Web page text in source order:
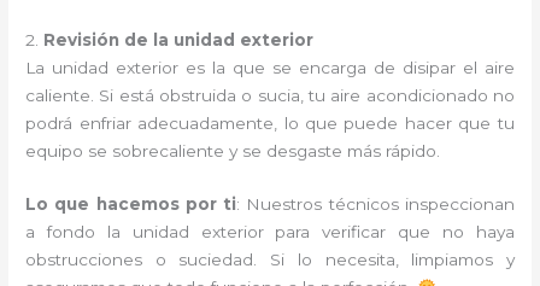
2. Revisión de la unidad exterior
La unidad exterior es la que se encarga de disipar el aire
caliente. Si está obstruida o sucia, tu aire acondicionado no
podrá enfriar adecuadamente, lo que puede hacer que tu
equipo se sobrecaliente y se desgaste más rápido.
Lo que hacemos por ti: Nuestros técnicos inspeccionan
a fondo la unidad exterior para verificar que no haya
obstrucciones o suciedad. Si lo necesita, limpiamos y